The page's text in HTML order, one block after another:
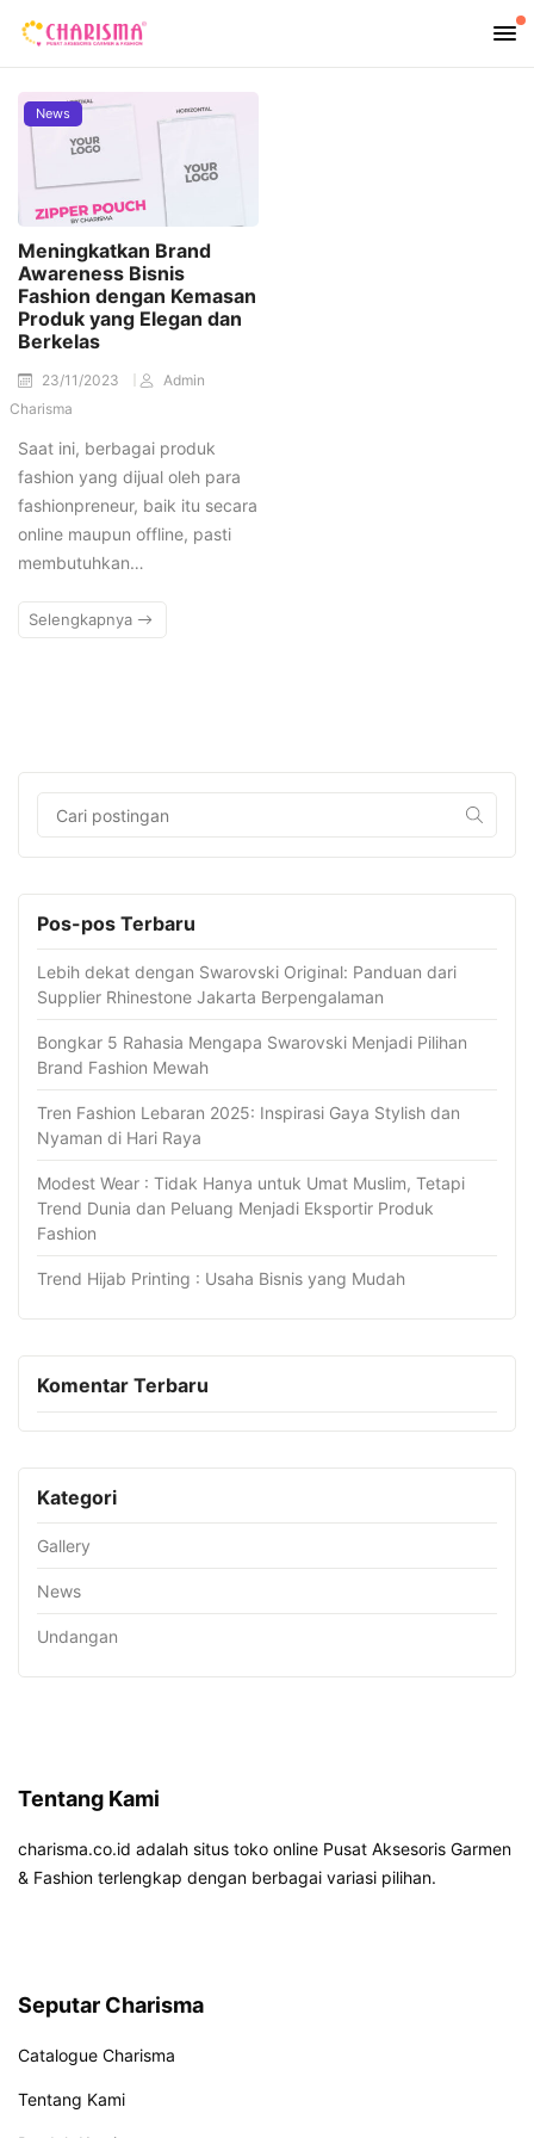
News
Meningkatkan Brand
Awareness Bisnis
Fashion dengan Kemasan
Produk yang Elegan dan
Berkelas
23/11/2023
Admin
Charisma
Saat ini, berbagai produk
fashion yang dijual oleh para
fashionpreneur, baik itu secara
online maupun offline, pasti
membutuhkan…
Selengkapnya
Pos-pos Terbaru
Lebih dekat dengan Swarovski Original: Panduan dari
Supplier Rhinestone Jakarta Berpengalaman
Bongkar 5 Rahasia Mengapa Swarovski Menjadi Pilihan
Brand Fashion Mewah
Tren Fashion Lebaran 2025: Inspirasi Gaya Stylish dan
Nyaman di Hari Raya
Modest Wear : Tidak Hanya untuk Umat Muslim, Tetapi
Trend Dunia dan Peluang Menjadi Eksportir Produk
Fashion
Trend Hijab Printing : Usaha Bisnis yang Mudah
Komentar Terbaru
Kategori
Gallery
News
Undangan
Tentang Kami
charisma.co.id adalah situs toko online Pusat Aksesoris Garmen
& Fashion terlengkap dengan berbagai variasi pilihan.
Seputar Charisma
Catalogue Charisma
Tentang Kami